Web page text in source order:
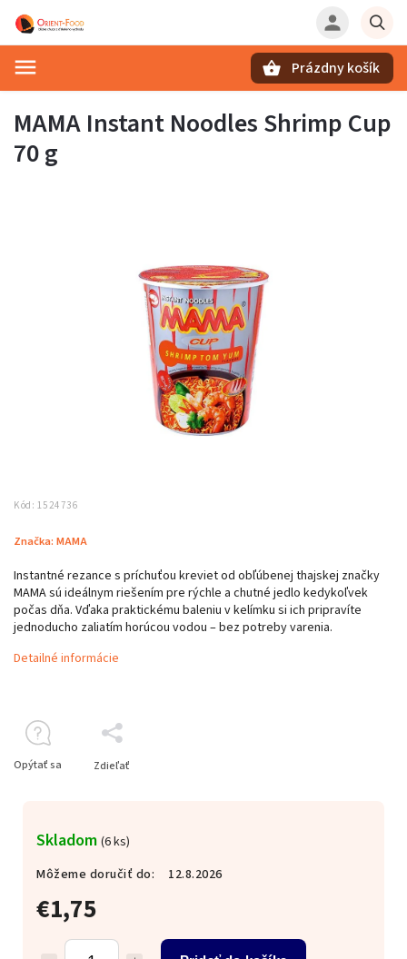
Prázdny košík
MAMA Instant Noodles Shrimp Cup
70 g
Kód: 1524736
Značka: MAMA
€1,75
Skladom (6 ks)
Môžeme doručiť do:
12.8.2026
Instantné rezance s príchuťou kreviet od obľúbenej thajskej značky
MAMA sú ideálnym riešením pre rýchle a chutné jedlo kedykoľvek
počas dňa. Vďaka praktickému baleniu v kelímku si ich pripravíte
jednoducho zaliatím horúcou vodou – bez potreby varenia.
Detailné informácie
Opýtať sa Zdieľať